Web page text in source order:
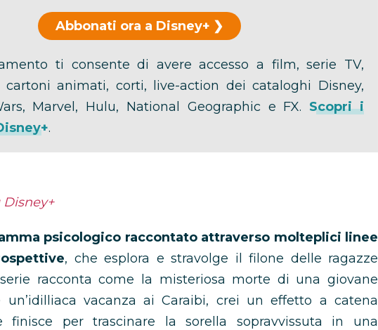
Abbonati ora a Disney+
ti consente di avere accesso a film, serie TV,
cartoni animati, corti, live-action dei cataloghi Disney,
Marvel, Hulu, National Geographic e FX. Scopri i
.
psicologico raccontato attraverso molteplici linee
, che esplora e stravolge il filone delle ragazze
racconta come la misteriosa morte di una giovane
un’idilliaca vacanza ai Caraibi, crei un effetto a catena
finisce per trascinare la sorella sopravvissuta in una